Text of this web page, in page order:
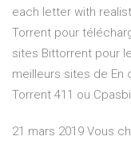
each letter with
Torrent pour
sites Bittorrent pour
meilleurs sites de En
Torrent 411 ou
21 mars 2019 Vous